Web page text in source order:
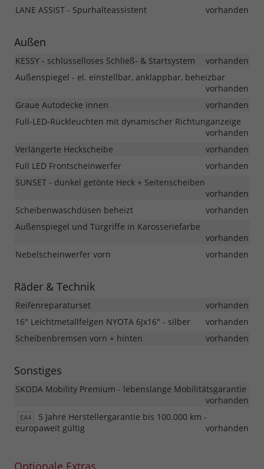
LANE ASSIST - Spurhalteassistent
vorhanden
Außen
KESSY - schlüsselloses Schließ- & Startsystem
vorhanden
Außenspiegel - el. einstellbar, anklappbar, beheizbar
vorhanden
Graue Autodecke innen
vorhanden
Full-LED-Rückleuchten mit dynamischer Richtunganzeige
vorhanden
Verlängerte Heckscheibe
vorhanden
Full LED Frontscheinwerfer
vorhanden
SUNSET - dunkel getönte Heck + Seitenscheiben
vorhanden
Scheibenwaschdüsen beheizt
vorhanden
Außenspiegel und Türgriffe in Karosseriefarbe
vorhanden
Nebelscheinwerfer vorn
vorhanden
Räder & Technik
Reifenreparaturset
vorhanden
16" Leichtmetallfelgen NYOTA 6Jx16" - silber
vorhanden
Scheibenbremsen vorn + hinten
vorhanden
Sonstiges
SKODA Mobility Premium - lebenslange Mobilitätsgarantie
vorhanden
EA4
5 Jahre Herstellergarantie bis 100.000 km -
europaweit gültig
vorhanden